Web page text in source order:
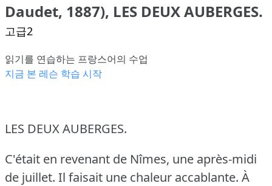
Daudet, 1887), LES DEUX AUBERGES.
고급2
읽기를 연습하는 프랑스어의 수업
지금 본 레슨 학습 시작
LES DEUX AUBERGES.
C'était en revenant de Nîmes, une après-midi
de juillet. Il faisait une chaleur accablante. À